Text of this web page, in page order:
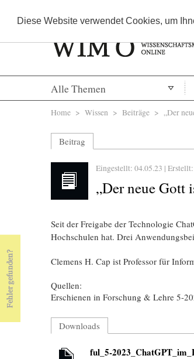
Diese Website verwendet Cookies, um
Alle Themen
Sie sind hier
Home > Wissen > Beiträge > „Der
Beitrag
Eingestellt: 04.05.23 | Erstellt:
„Der neue Gott
Seit der Freigabe der Technologie
Hochschulen hat. Drei
Clemens H. Cap ist Professor für
Quellen:
Erschienen in Forschung & Lehre 5-
Downloads
ful_5-